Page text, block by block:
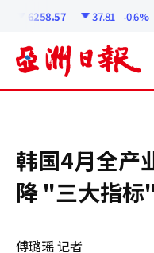
6258.57 37.81 -0.6%
韩国4月全产
降 "三大指标
傅璐瑶 记者